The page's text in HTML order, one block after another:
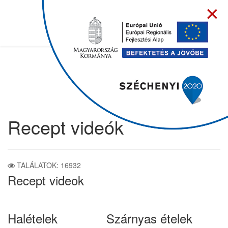
Recept videók
TALÁLATOK: 16932
Recept videok
Halételek Szárnyas ételek
×